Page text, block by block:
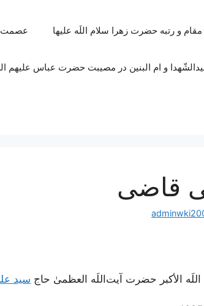
مقام و رتبه حضرت زهرا سلام اللَه علیها عصمت
و ام البنین در مصیبت حضرت عباس علیهم
قاضی
الأکبر حضرت آیت‌اللَه العظمیٰ حاج سید